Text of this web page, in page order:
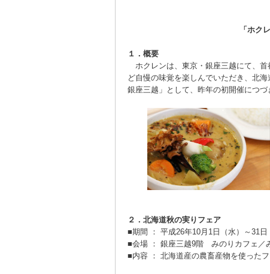
「ホク
１．概要
ホクレンは、東京・銀座三越にて、首
ど自慢の味覚を楽しんでいただき、北
銀座三越」として、昨年の初開催につづ
２．北海道秋の実りフェア
■期間 ： 平成26年10月1日（水）～31
■会場 ： 銀座三越9階 みのりカフェ／
■内容 ： 北海道産の農畜産物を使った